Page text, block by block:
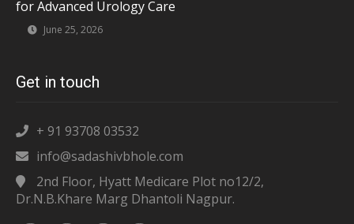
for Advanced Urology Care
June 25, 2026
Get in touch
+ 91 93708 03532
info@sadashivbhole.com
2nd Floor, Hyatt Medicare Plot no12/2,
Dr.N.B.Khare Marg Dhantoli Nagpur.